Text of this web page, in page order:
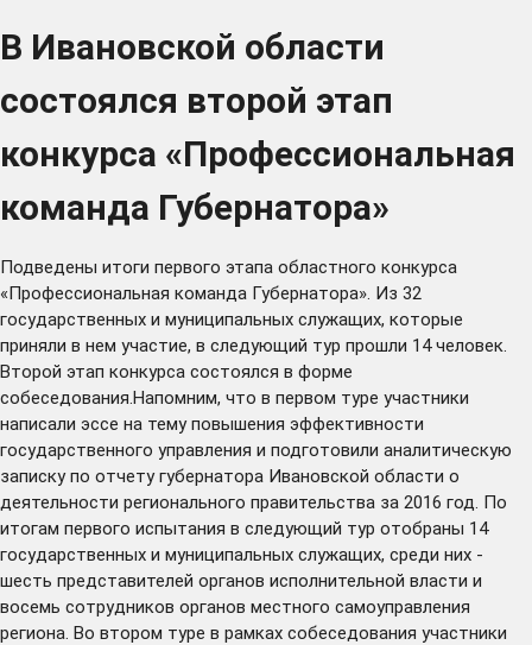
В Ивановской области
состоялся второй этап
конкурса «Профессиональная
команда Губернатора»
Подведены итоги первого этапа областного конкурса
«Профессиональная команда Губернатора». Из 32
государственных и муниципальных служащих, которые
приняли в нем участие, в следующий тур прошли 14 человек.
Второй этап конкурса состоялся в форме
собеседования.Напомним, что в первом туре участники
написали эссе на тему повышения эффективности
государственного управления и подготовили аналитическую
записку по отчету губернатора Ивановской области о
деятельности регионального правительства за 2016 год. По
итогам первого испытания в следующий тур отобраны 14
государственных и муниципальных служащих, среди них -
шесть представителей органов исполнительной власти и
восемь сотрудников органов местного самоуправления
региона. Во втором туре в рамках собеседования участники